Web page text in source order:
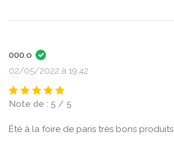
000.o
02/05/2022 à 19:42
Note de : 5 / 5
Été à la foire de paris très bons produits